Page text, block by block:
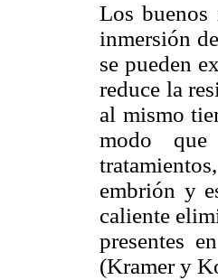
Los buenos
inmersión
se pueden
reduce la
al mismo
modo que
embrión y
caliente
presentes
(Kramer y